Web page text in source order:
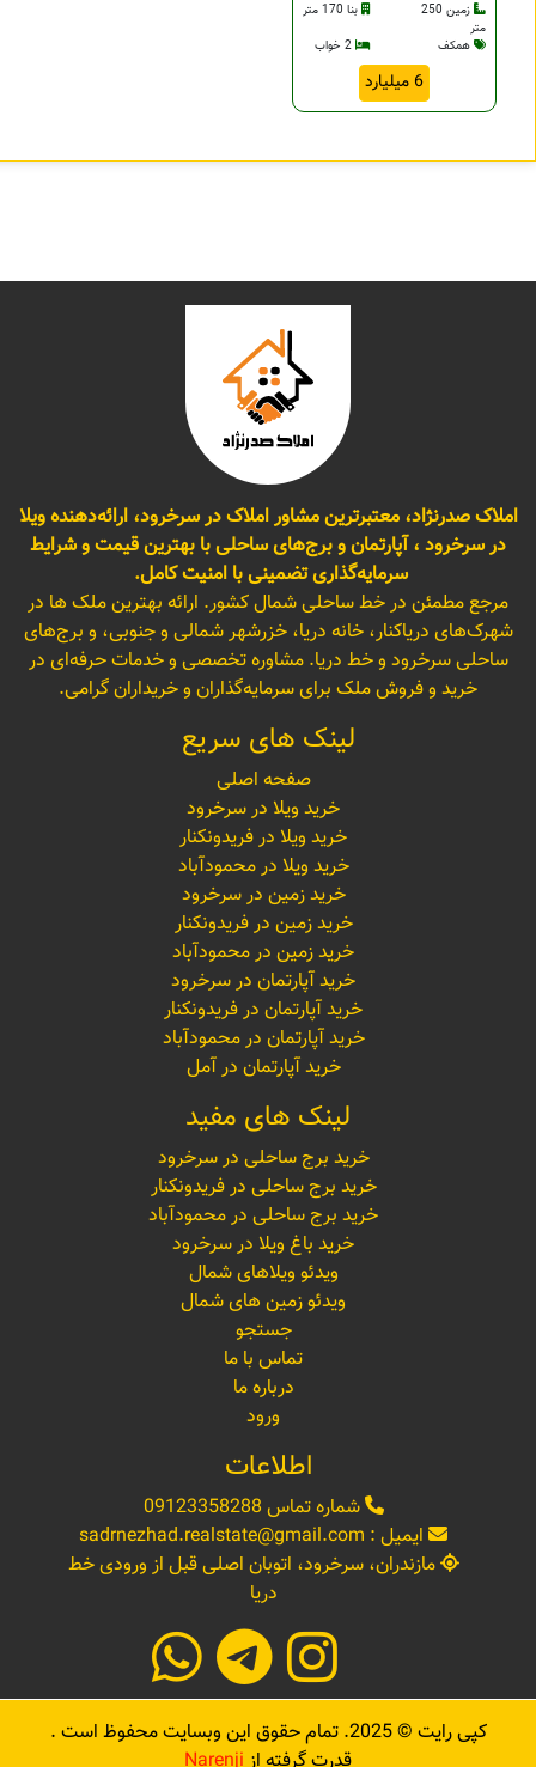
زمین 250
متر
بنا 170 متر
همکف
2 خواب
6 میلیارد
املاک صدرنژاد، معتبرترین مشاور املاک در سرخرود، ارائه‌دهنده ویلا
در سرخرود ، آپارتمان و برج‌های ساحلی با بهترین قیمت و شرایط
سرمایه‌گذاری تضمینی با امنیت کامل.
مرجع مطمئن در خط ساحلی شمال کشور. ارائه بهترین ملک ها در
شهرک‌های دریاکنار، خانه دریا، خزرشهر شمالی و جنوبی، و برج‌های
ساحلی سرخرود و خط دریا. مشاوره تخصصی و خدمات حرفه‌ای در
خرید و فروش ملک برای سرمایه‌گذاران و خریداران گرامی.
لینک های سریع
صفحه اصلی
خرید ویلا در سرخرود
خرید ویلا در فریدونکنار
خرید ویلا در محمودآباد
خرید زمین در سرخرود
خرید زمین در فریدونکنار
خرید زمین در محمودآباد
خرید آپارتمان در سرخرود
خرید آپارتمان در فریدونکنار
خرید آپارتمان در محمودآباد
خرید آپارتمان در آمل
لینک های مفید
خرید برج ساحلی در سرخرود
خرید برج ساحلی در فریدونکنار
خرید برج ساحلی در محمودآباد
خرید باغ ویلا در سرخرود
ویدئو ویلاهای شمال
ویدئو زمین های شمال
جستجو
تماس با ما
درباره ما
ورود
اطلاعات
شماره تماس 09123358288
ایمیل : sadrnezhad.realstate@gmail.com
مازندران، سرخرود، اتوبان اصلی قبل از ورودی خط
دریا
کپی رایت ©2025. تمام حقوق این وبسایت محفوظ است .